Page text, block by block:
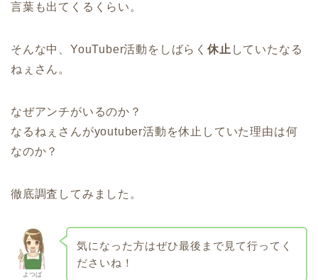
言葉も出てくるくらい。
そんな中、YouTuber活動をしばらく 休止 していたなる
ねぇさん。
なぜアンチがいるのか？
なるねぇさんがyoutuber活動を休止していた理由は何
なのか？
徹底調査してみました。
よつば
気になった方はぜひ最後まで見て行ってく
ださいね！